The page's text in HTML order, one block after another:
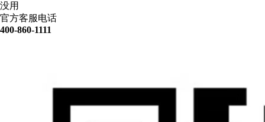
没用
官方客服电话
400-860-1111